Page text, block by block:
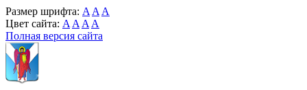
Размер шрифта: A A A
Цвет сайта: A A A A
Полная версия сайта